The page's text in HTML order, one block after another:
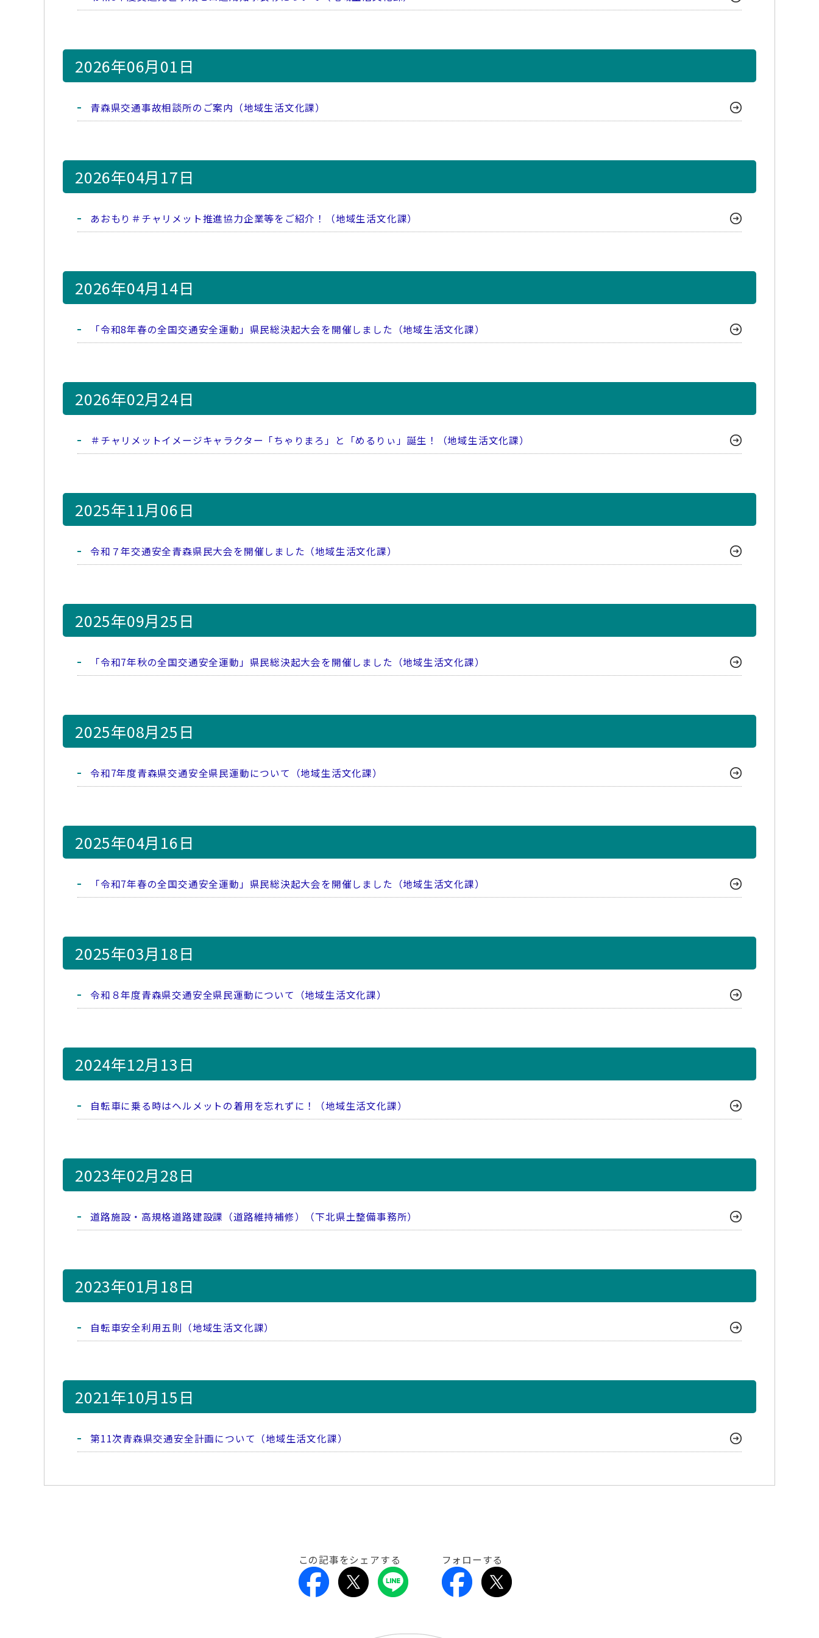
2026年06月01日
青森県交通事故相談所のご案内（地域生活文化課）
2026年04月17日
あおもり＃チャリメット推進協力企業等をご紹介！（地域生活文化課）
2026年04月14日
「令和8年春の全国交通安全運動」県民総決起大会を開催しました（地域生活文化課）
2026年02月24日
＃チャリメットイメージキャラクター「ちゃりまろ」と「めるりぃ」誕生！（地域生活文化課）
2025年11月06日
令和７年交通安全青森県民大会を開催しました（地域生活文化課）
2025年09月25日
「令和7年秋の全国交通安全運動」県民総決起大会を開催しました（地域生活文化課）
2025年08月25日
令和7年度青森県交通安全県民運動について（地域生活文化課）
2025年04月16日
「令和7年春の全国交通安全運動」県民総決起大会を開催しました（地域生活文化課）
2025年03月18日
令和８年度青森県交通安全県民運動について（地域生活文化課）
2024年12月13日
自転車に乗る時はヘルメットの着用を忘れずに！（地域生活文化課）
2023年02月28日
道路施設・高規格道路建設課（道路維持補修）（下北県土整備事務所）
2023年01月18日
自転車安全利用五則（地域生活文化課）
2021年10月15日
第11次青森県交通安全計画について（地域生活文化課）
この記事をシェアする フォローする